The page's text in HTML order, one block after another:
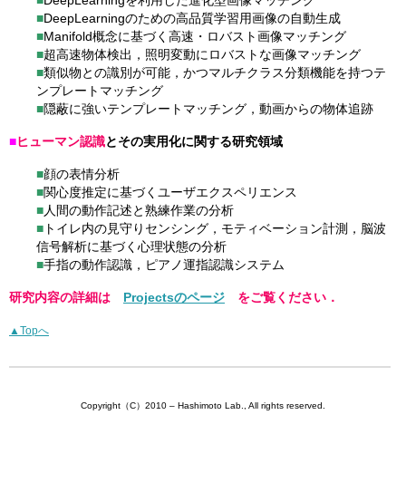
■DeepLearningのための高品質学習用画像の自動生成
■Manifold概念に基づく高速・ロバスト画像マッチング
■超高速物体検出，照明変動にロバストな画像マッチング
■類似物との識別が可能，かつマルチクラス分類機能を持つテ
ンプレートマッチング
■隠蔽に強いテンプレートマッチング，動画からの物体追跡
■ヒューマン認識とその実用化に関する研究領域
■顔の表情分析
■関心度推定に基づくユーザエクスペリエンス
■人間の動作記述と熟練作業の分析
■ トイレ内の見守りセンシング，モティベーション計測，脳波
信号解析に基づく心理状態の分析
■手指の動作認識，ピアノ運指認識システム
研究内容の詳細は Projectsのページ をご覧ください．
▲Topへ
Copyright（C）2010 – Hashimoto Lab., All rights reserved.